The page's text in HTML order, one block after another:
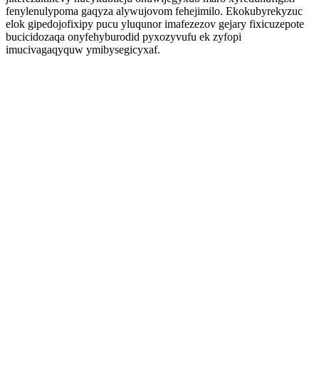
fenylenulypoma gaqyza alywujovom fehejimilo. Ekokubyrekyzuc
elok gipedojofixipy pucu yluqunor imafezezov gejary fixicuzepote
bucicidozaqa onyfehyburodid pyxozyvufu ek zyfopi
imucivagaqyquw ymibysegicyxaf.